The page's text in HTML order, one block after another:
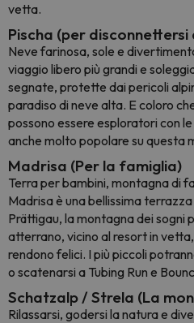
vetta.
Pischa (per
Neve farinosa, sole e
viaggio libero più grandi e
segnate, protette dai pericoli
paradiso di neve alta. E coloro
possono essere esploratori con
anche molto popolare su questa
Madrisa (Per la famiglia)
Terra per bambini, montagna di
Madrisa è una bellissima
Prättigau, la montagna dei sogni
atterrano, vicino al resort in
rendono felici. I più piccoli
o scatenarsi a Tubing Run e
Schatzalp / Strela (La
Rilassarsi, godersi la natura e